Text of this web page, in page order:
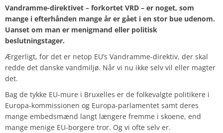
Vandramme-direktivet – forkortet VRD – er noget, som
mange i efterhånden mange år er gået i en stor bue udenom.
Uanset om man er menigmand eller politisk
beslutningstager.
Ærgerligt, for det er netop EU’s Vandramme-direktiv, der skal
redde det danske vandmiljø. Når vi nu ikke selv vil eller magter
det.
Bag de tykke EU-mure i Bruxelles er de folkevalgte politikere i
Europa-kommissionen og Europa-parlamentet samt deres
mange embedsmænd langt længere fremme i skoene, end
mange menige EU-borgere tror. Og vi ofte selv er.